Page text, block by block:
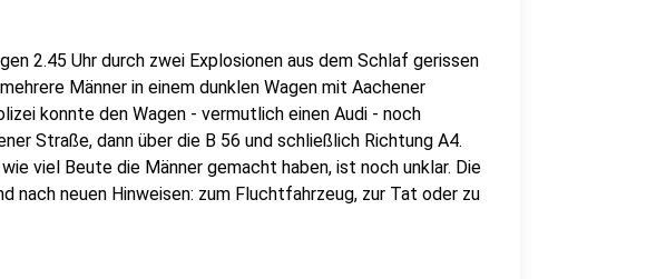
2.45 Uhr durch zwei Explosionen aus dem Schlaf gerissen
Männer in einem dunklen Wagen mit Aachener
konnte den Wagen - vermutlich einen Audi - noch
Straße, dann über die B 56 und schließlich Richtung A4.
viel Beute die Männer gemacht haben, ist noch unklar. Die
nach neuen Hinweisen: zum Fluchtfahrzeug, zur Tat oder zu